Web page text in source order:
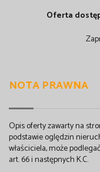
Oferta
NOTA PRAWNA
Opis oferty zawarty na
podstawie oględzin
właściciela, może
art. 66 i następnych K.C.